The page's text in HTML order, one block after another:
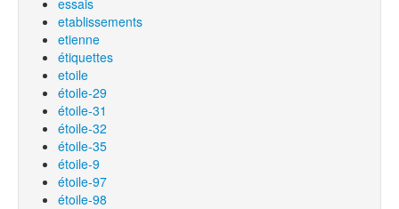
essais
etablissements
etienne
étiquettes
etoile
étoile-29
étoile-31
étoile-32
étoile-35
étoile-9
étoile-97
étoile-98